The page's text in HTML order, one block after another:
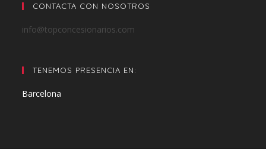
CONTACTA CON NOSOTROS
info@topconcesionarios.com
TENEMOS PRESENCIA EN:
Barcelona